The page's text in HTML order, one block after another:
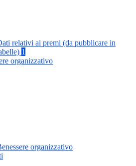
relativi ai premi (da pubblicare in
1
organizzativo
organizzativo